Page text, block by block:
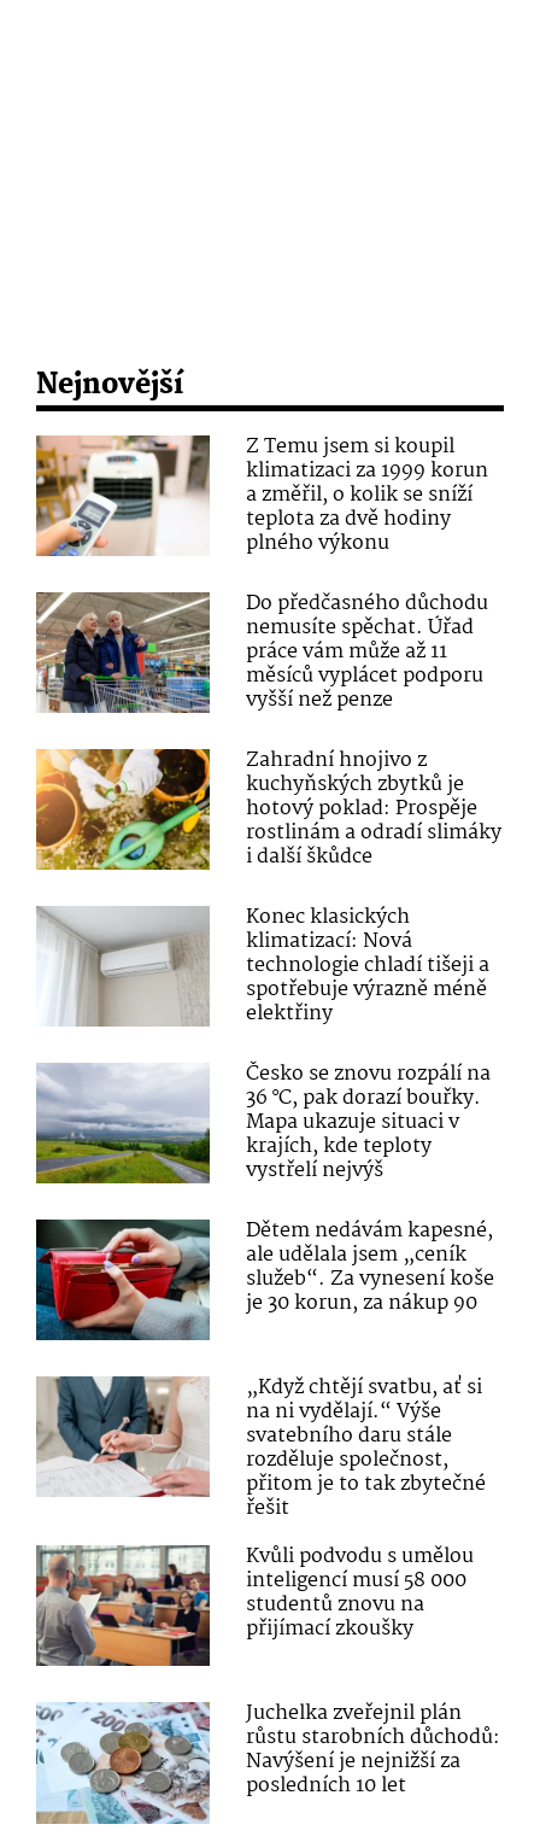
Nejnovější
Z Temu jsem si koupil
klimatizaci za 1999 korun
a změřil, o kolik se sníží
teplota za dvě hodiny
plného výkonu
Do předčasného důchodu
nemusíte spěchat. Úřad
práce vám může až 11
měsíců vyplácet podporu
vyšší než penze
Zahradní hnojivo z
kuchyňských zbytků je
hotový poklad: Prospěje
rostlinám a odradí slimáky
i další škůdce
Konec klasických
klimatizací: Nová
technologie chladí tišeji a
spotřebuje výrazně méně
elektřiny
Česko se znovu rozpálí na
36 °C, pak dorazí bouřky.
Mapa ukazuje situaci v
krajích, kde teploty
vystřelí nejvýš
Dětem nedávám kapesné,
ale udělala jsem „ceník
služeb“. Za vynesení koše
je 30 korun, za nákup 90
„Když chtějí svatbu, ať si
na ni vydělají.“ Výše
svatebního daru stále
rozděluje společnost,
přitom je to tak zbytečné
řešit
Kvůli podvodu s umělou
inteligencí musí 58 000
studentů znovu na
přijímací zkoušky
Juchelka zveřejnil plán
růstu starobních důchodů:
Navýšení je nejnižší za
posledních 10 let